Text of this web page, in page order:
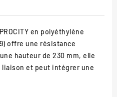
PROCITY en polyéthylène
offre une résistance
hauteur de 230 mm, elle
et peut intégrer une